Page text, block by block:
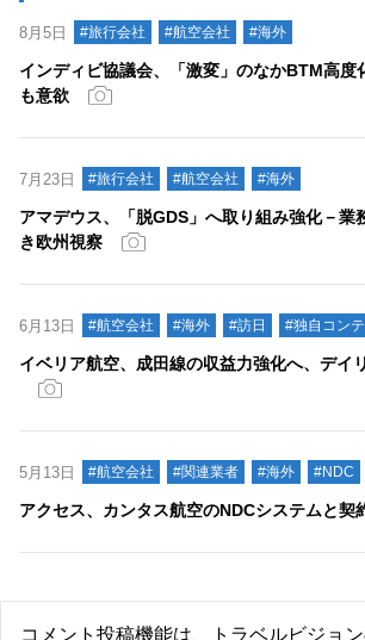
8月5日 #旅行会社 #航空会社 #海外
インディビ協議会、「激変」のなかBTM高度
も意欲
7月23日 #旅行会社 #航空会社 #海外
アマデウス、「脱GDS」へ取り組み強化－業
き欧州視察
6月13日 #航空会社 #海外 #訪日 #独自コン
イベリア航空、成田線の収益力強化へ、デイ
5月13日 #航空会社 #関連業者 #海外 #NDC
アクセス、カンタス航空のNDCシステムと契
コメント投稿機能は、トラベルビジョ